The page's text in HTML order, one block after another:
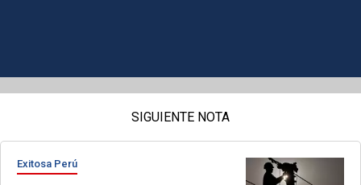
SIGUIENTE NOTA
Exitosa Perú